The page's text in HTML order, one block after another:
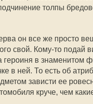
толпы
он все же просто
свой. Кому-то подай
в знаменитом
в ней. То есть об
зависти ее
круче, чем